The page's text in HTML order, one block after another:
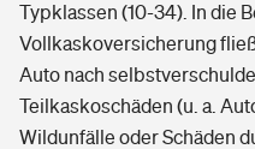
Typklassen (10-34). In die
Vollkaskoversicherung
Auto nach
Teilkaskoschäden (u. a.
Wildunfälle oder Schäden